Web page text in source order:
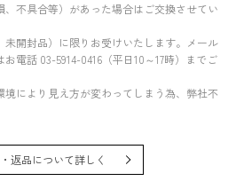
不具合等）があった場合はご交換させてい
未開封品）に限りお受けいたします。メール
お電話 03-5914-0416（平日10～17時）までご
により見え方が変わってしまう為、弊社不
返品について詳しく